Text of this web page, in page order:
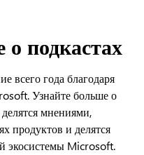
подкастах
всего года благодаря
Узнайте больше о
мнениями,
продуктов и делятся
экосистемы Microsoft.